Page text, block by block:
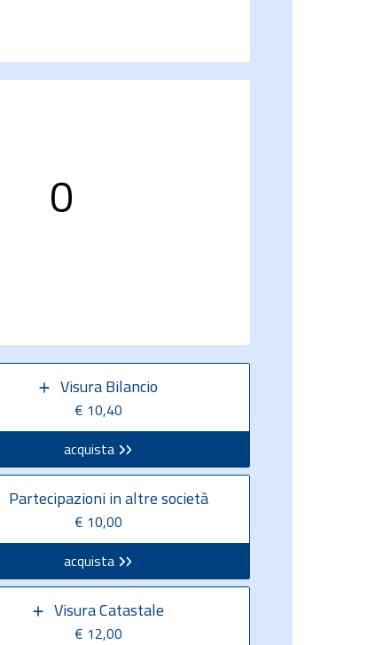
0
Visura Bilancio
€ 10,40
acquista
Partecipazioni in altre società
€ 10,00
acquista
Visura Catastale
€ 12,00